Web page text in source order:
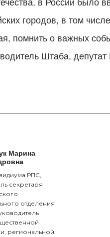
в России было
городов, в том
помнить о важных
Штаба,
Марина
РПС,
секретаря
отделения
региональной